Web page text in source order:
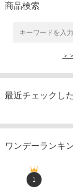
商品検索
＞
最近チェックし
ワンデーランキ
1